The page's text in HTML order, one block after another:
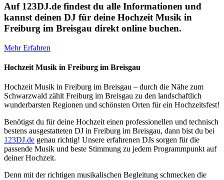
Auf 123DJ.de findest du alle Informationen und
kannst deinen DJ für deine Hochzeit Musik in
Freiburg im Breisgau direkt online buchen.
Mehr Erfahren
Hochzeit Musik in Freiburg im Breisgau
Hochzeit Musik in Freiburg im Breisgau – durch die Nähe zum
Schwarzwald zählt Freiburg im Breisgau zu den landschaftlich
wunderbarsten Regionen und schönsten Orten für ein Hochzeitsfest!
Benötigst du für deine Hochzeit einen professionellen und technisch
bestens ausgestatteten DJ in Freiburg im Breisgau, dann bist du bei
123DJ.de genau richtig! Unsere erfahrenen DJs sorgen für die
passende Musik und beste Stimmung zu jedem Programmpunkt auf
deiner Hochzeit.
Denn mit der richtigen musikalischen Begleitung schmecken die